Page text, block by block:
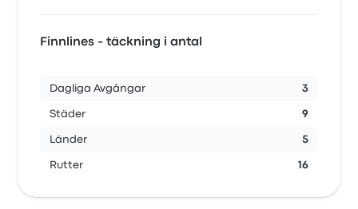
Finnlines - täckning i antal
Dagliga Avgångar 3
Städer 9
Länder 5
Rutter 16